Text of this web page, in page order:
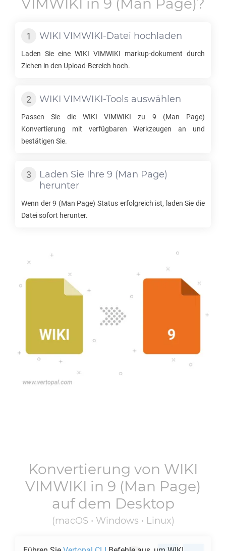
VIMWIKI in 9 (Man Page)?
WIKI VIMWIKI-Datei hochladen
Laden Sie eine WIKI VIMWIKI markup-dokument durch
Ziehen in den Upload-Bereich hoch.
WIKI VIMWIKI-Tools auswählen
Passen Sie die WIKI VIMWIKI zu 9 (Man Page)
Konvertierung mit verfügbaren Werkzeugen an und
bestätigen Sie.
Laden Sie Ihre 9 (Man Page)
herunter
Wenn der9 (Man Page) Status erfolgreich ist, laden Sie die
Datei sofort herunter.
Konvertierung von WIKI
VIMWIKI in 9 (Man Page)
auf dem Desktop
(macOS • Windows • Linux)